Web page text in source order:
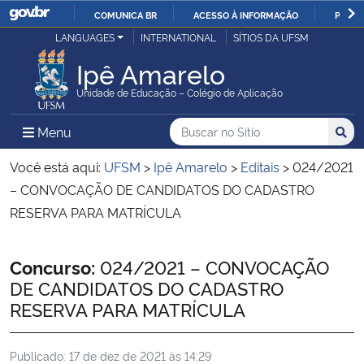
IR
O
COMUNICA BR ACESSO À INFORMAÇÃO
Ministério da Justiça e Segurança Pública
Ministério da Defesa
Ministério das Relações Exteriores
Ministério da Economia
Ministério da Agricultura, Pecuária e Abastecimento
Ministério da Educação
LANGUAGES INTERNATIONAL SÍTIOS DA UFSM
Ipê Amarelo
Unidade de Educação – Colégio de Aplicação
Menu Menu Principal do Sítio
Busca
Buscar no no Sítio
Busca:
Você está aqui: UFSM > Ipê Amarelo > Editais >024/2021
– CONVOCAÇÃO DE CANDIDATOS DO CADASTRO
RESERVA PARA MATRÍCULA
Início do conteúdo
Concurso: 024/2021 – CONVOCAÇÃO
DE CANDIDATOS DO CADASTRO
RESERVA PARA MATRÍCULA
Publicado: 17 de dez de 2021 às 14:29